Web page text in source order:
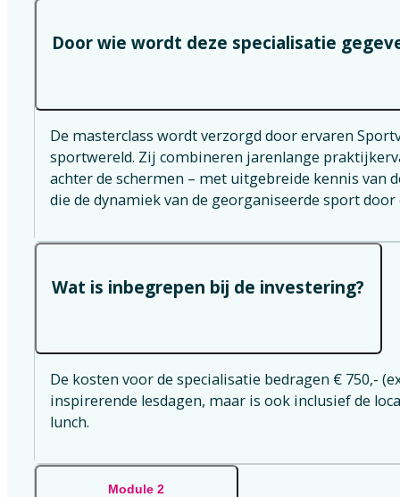
Door wie wordt deze specialisatie
De masterclass wordt verzorgd door ervaren
sportwereld. Zij combineren jarenlange
achter de schermen – met uitgebreide kennis van
die de dynamiek van de georganiseerde sport
Wat is inbegrepen bij de investering?
De kosten voor de specialisatie bedragen € 750,-
inspirerende lesdagen, maar is ook inclusief de
lunch.
Module 2